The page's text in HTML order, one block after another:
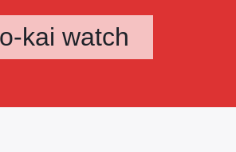
kai watch